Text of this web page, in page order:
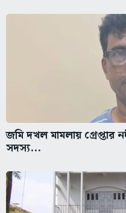
জমি দখল মামলায় গ্রেপ্তার
সদস্য...